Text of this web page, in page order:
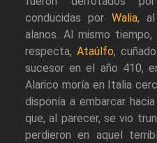
conducidas por Walia,
alanos. Al mismo
respecta, Ataúlfo,
sucesor en el año 410,
Alarico moría en Italia
disponía a embarcar
que, al parecer, se vio
perdieron en aquel